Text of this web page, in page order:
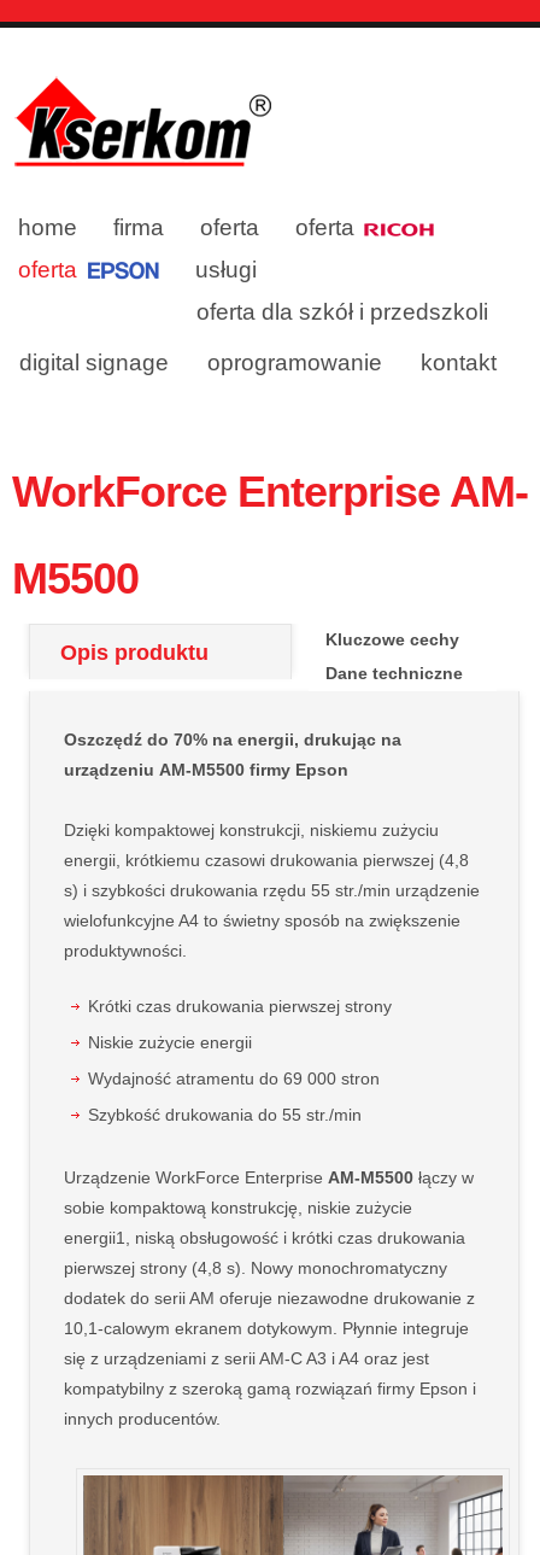
home firma oferta
oferta
oferta
usługi
oferta dla szkół i przedszkoli
digital signage
oprogramowanie kontakt
WorkForce Enterprise AM-
M5500
Opis produktu
Kluczowe cechy
Dane techniczne
Oszczędź do 70% na energii, drukując na
urządzeniu AM-M5500 firmy Epson
Dzięki kompaktowej konstrukcji, niskiemu zużyciu
energii, krótkiemu czasowi drukowania pierwszej (4,8
s) i szybkości drukowania rzędu 55 str./min urządzenie
wielofunkcyjne A4 to świetny sposób na zwiększenie
produktywności.
Krótki czas drukowania pierwszej strony
Niskie zużycie energii
Wydajność atramentu do 69 000 stron
Szybkość drukowania do 55 str./min
Urządzenie WorkForce Enterprise AM-M5500 łączy w
sobie kompaktową konstrukcję, niskie zużycie
energii1, niską obsługowość i krótki czas drukowania
pierwszej strony (4,8 s). Nowy monochromatyczny
dodatek do serii AM oferuje niezawodne drukowanie z
10,1-calowym ekranem dotykowym. Płynnie integruje
się z urządzeniami z serii AM-C A3 i A4 oraz jest
kompatybilny z szeroką gamą rozwiązań firmy Epson i
innych producentów.